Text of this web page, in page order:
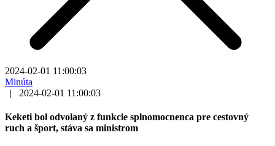
2024-02-01 11:00:03
Minúta
|
2024-02-01 11:00:03
Keketi bol odvolaný z funkcie splnomocnenca pre cestovný
ruch a šport, stáva sa ministrom